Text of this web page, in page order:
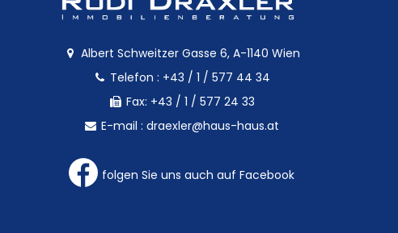
Albert Schweitzer Gasse 6, A-1140 Wien
Telefon : +43 / 1 / 577 44 34
Fax: +43 / 1 / 577 24 33
E-mail : draexler@haus-haus.at
folgen Sie uns auch auf Facebook